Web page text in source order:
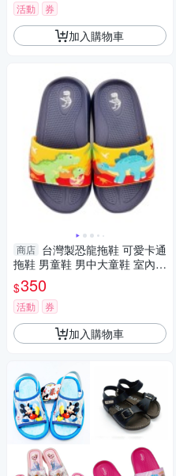
活動 券
加入購物車
商店 台灣製恐龍拖鞋 可愛卡通
拖鞋 男童鞋 男中大童鞋 室內拖
室外拖
$350
活動 券
加入購物車